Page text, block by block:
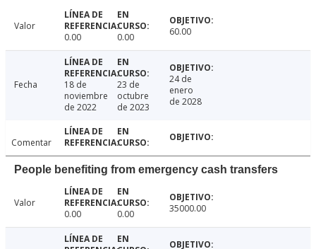
Valor
0.00
0.00 60.00
Fecha
18 de
noviembre
de 2022
23 de
octubre
de 2023
24 de
enero
de 2028
Comentar
People benefiting from emergency cash transfers
Valor
0.00
0.00 35000.00